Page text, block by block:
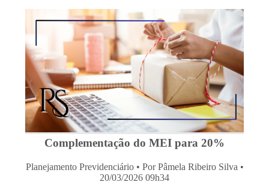
Complementação do MEI para 20%
Planejamento Previdenciário • Por Pâmela Ribeiro Silva •
20/03/2026 09h34